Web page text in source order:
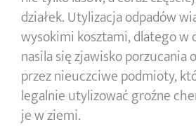
działek. Utylizacja odpadów
wysokimi kosztami, dlatego w
nasila się zjawisko porzucania
przez nieuczciwe podmioty,
legalnie utylizować groźne
je w ziemi.